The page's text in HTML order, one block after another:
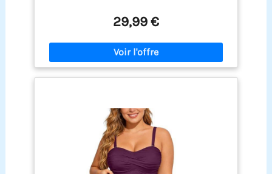
un look de plage complet et coordonné en un seul
achat. Le dos du top tankini adopte un design
croisé élégant, avec des bretelles réglables pour
ajuster la taille selon votre morphologie. Il offre un
soutien confortable et sûr, sans glissement
pendant la baignade ou les activités aquatiques.
qui affine la silhouette. Il sublime toutes les
morphologies et offre un confort maximal toute la
journée. Fabriqué dans un mélange de polyester
et d'élasthanne de haute qualité, ce maillot est
doux, extensible et résistant au sel et au chlore. Il
sèche rapidement et reste agréable à porter
29,99 €